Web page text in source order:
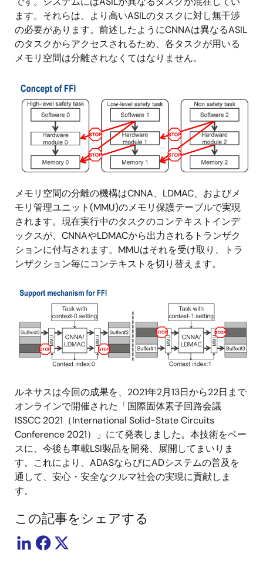
ます。それらは、より高いASILのタスクに対し無干渉
の必要があります。前述したようにCNNAは異なるASIL
のタスクからアクセスされるため、各タスクが用いる
メモリ空間は分離されなくてはなりません。
画
像
メモリ空間の分離の機構はCNNA、LDMAC、およびメ
モリ管理ユニット(MMU)のメモリ保護テーブルで実現
されます。現在実行中のタスクのコンテキストインデ
ックスが、CNNAやLDMACから出力されるトランザク
ションに付与されます。MMUはそれを受け取り、トラ
ンザクション毎にコンテキストを切り替えます。
画
ルネサスは今回の成果を、2021年2月13日から22日まで
オンラインで開催された「国際固体素子回路会議
ISSCC 2021（International Solid-State Circuits
Conference 2021）」にて発表しました。本技術をベー
スに、今後も車載LSI製品を開発、展開してまいりま
す。これにより、ADASならびにADシステムの普及を
通して、安心・安全なクルマ社会の実現に貢献しま
す。
この記事をシェアする